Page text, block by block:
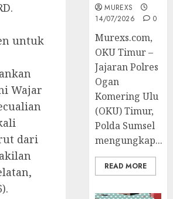
untuk
Wajar
dari
MUREXS
14/07/2026
0
Murexs.com,
OKU Timur –
Jajaran Polres
Ogan
Komering Ulu
(OKU) Timur,
Polda Sumsel
mengungkap...
READ MORE